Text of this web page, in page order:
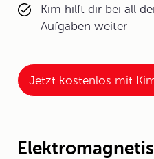
Kim hilft dir bei all
Aufgaben weiter
Jetzt kostenlos mit